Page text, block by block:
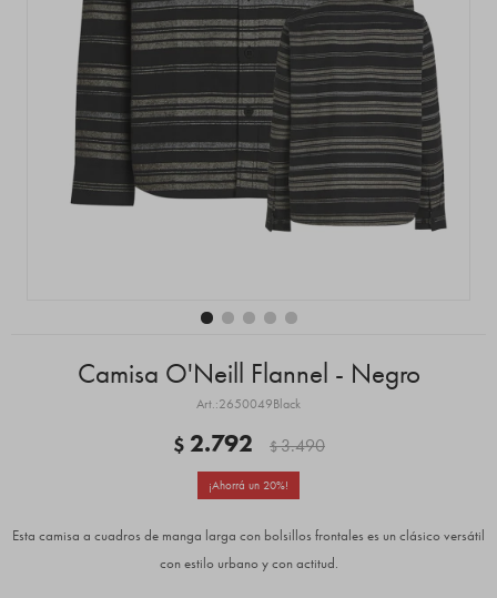
Camisa O'Neill Flannel - Negro
2650049Black
$ 2.792 $3.490
20
Esta camisa a cuadros de manga larga con bolsillos frontales es un clásico versátil
con estilo urbano y con actitud.